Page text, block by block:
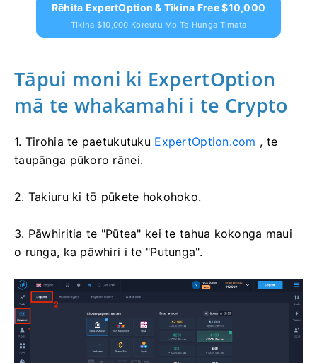
Rēhita ExpertOption & Tikina Free $10,000
Tikina $10,000 Koreutu Mo Te Hunga Timata
Tāpui moni ki ExpertOption
mā te whakamahi i te Crypto
1. Tirohia te paetukutuku ExpertOption.com , te
taupānga pūkoro rānei.
2. Takiuru ki tō pūkete hokohoko.
3. Pāwhiritia te "Pūtea" kei te tahua kokonga maui
o runga, ka pāwhiri i te "Putunga".